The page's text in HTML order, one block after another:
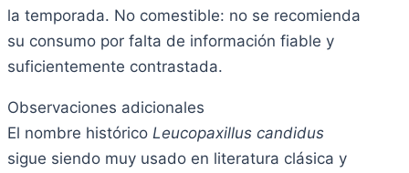
la temporada. No comestible: no se recomienda
su consumo por falta de información fiable y
suficientemente contrastada.
Observaciones adicionales
El nombre histórico Leucopaxillus candidus
sigue siendo muy usado en literatura clásica y